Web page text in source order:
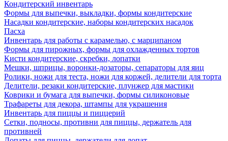
Кондитерский инвентарь
Формы для выпечки, выкладки, формы кондитерские
Насадки кондитерские, наборы кондитерских насадок
Пасха
Инвентарь для работы с карамелью, с марципаном
Формы для пирожных, формы для охлажденных тортов
Кисти кондитерские, скребки, лопатки
Мешки, шприцы, воронки-дозаторы, сепараторы для яиц
Ролики, ножи для теста, ножи для коржей, делители для торта
Делители, резаки кондитерские, плунжер для мастики
Коврики и бумага для выпечки, формы силиконовые
Трафареты для декора, штампы для украшения
Инвентарь для пиццы и пиццерий
Сетки, подносы, противни для пиццы, держатель для
противней